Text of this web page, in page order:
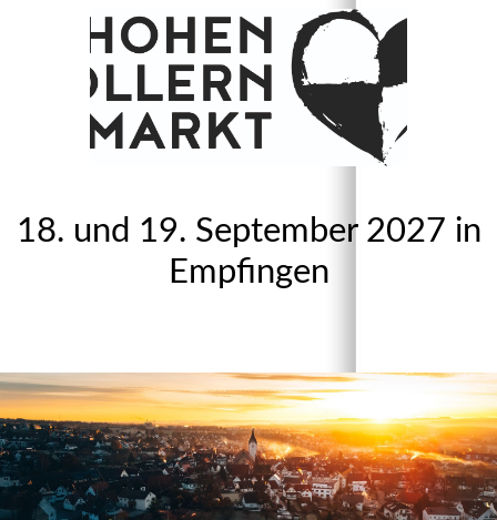
18. und 19. September 2027 in
Empfingen